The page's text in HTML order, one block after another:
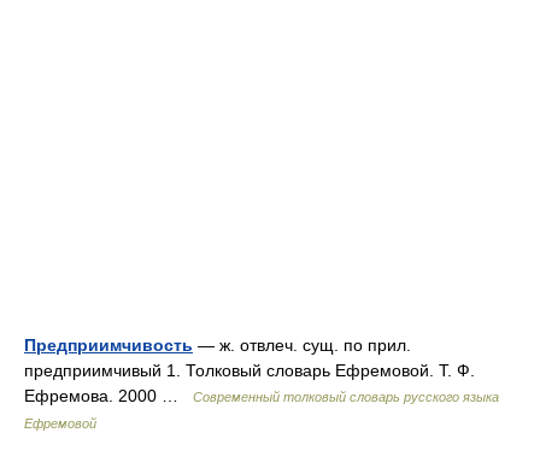
Предприимчивость — ж. отвлеч. сущ. по прил.
предприимчивый 1. Толковый словарь Ефремовой. Т. Ф.
Ефремова. 2000 …
Современный толковый словарь русского языка
Ефремовой